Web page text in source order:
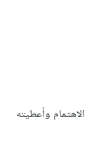
الاهتمام وأعطيته